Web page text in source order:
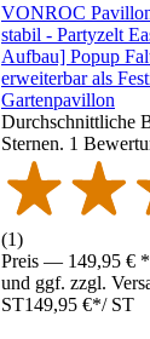
VONROC
stabil - Partyzelt
Aufbau] Popup
erweiterbar als
Gartenpavillon
Durchschnittliche
Sternen. 1
(1)
Preis — 149,95 €
und ggf. zzgl.
ST149,95 €*/ ST